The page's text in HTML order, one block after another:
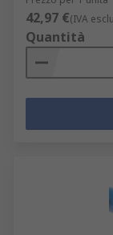
42,97 €(IVA
Quantità